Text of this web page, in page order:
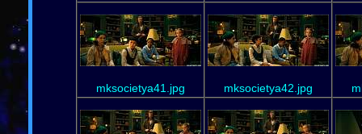
mksocietya41.jpg mksocietya42.jpg